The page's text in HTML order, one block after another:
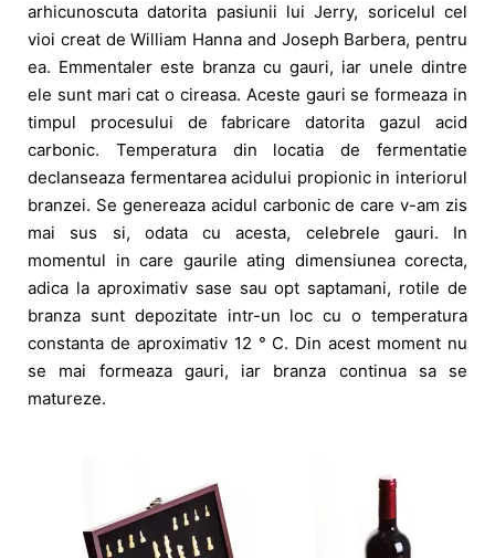
arhicunoscuta datorita pasiunii lui Jerry, soricelul cel
vioi creat de William Hanna and Joseph Barbera, pentru
ea. Emmentaler este branza cu gauri, iar unele dintre
ele sunt mari cat o cireasa. Aceste gauri se formeaza in
timpul procesului de fabricare datorita gazul acid
carbonic. Temperatura din locatia de fermentatie
declanseaza fermentarea acidului propionic in interiorul
branzei. Se genereaza acidul carbonic de care v-am zis
mai sus si, odata cu acesta, celebrele gauri. In
momentul in care gaurile ating dimensiunea corecta,
adica la aproximativ sase sau opt saptamani, rotile de
branza sunt depozitate intr-un loc cu o temperatura
constanta de aproximativ 12 ° C. Din acest moment nu
se mai formeaza gauri, iar branza continua sa se
matureze.